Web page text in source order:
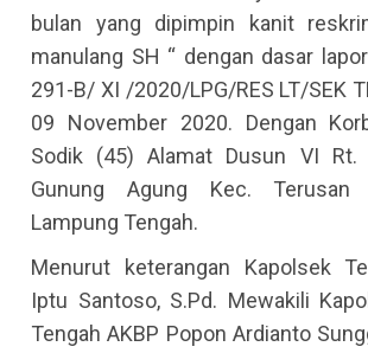
bulan yang dipimpin kanit
manulang SH “ dengan dasar
291-B/ XI /2020/LPG/RES LT/SEK
09 November 2020. Dengan
Sodik (45) Alamat Dusun VI Rt.
Gunung Agung Kec. Terusan
Lampung Tengah.
Menurut keterangan Kapolsek
Iptu Santoso, S.Pd. Mewakili
Tengah AKBP Popon Ardianto